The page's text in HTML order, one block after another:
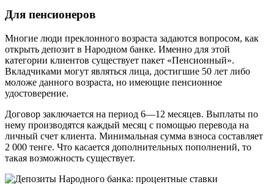
Для пенсионеров
Многие люди преклонного возраста задаются вопросом, как
открыть депозит в Народном банке. Именно для этой
категории клиентов существует пакет «Пенсионный».
Вкладчиками могут являться лица, достигшие 50 лет либо
моложе данного возраста, но имеющие пенсионное
удостоверение.
Договор заключается на период 6—12 месяцев. Выплаты по
нему производятся каждый месяц с помощью перевода на
личный счет клиента. Минимальная сумма взноса составляет
2 000 тенге. Что касается дополнительных пополнений, то
такая возможность существует.